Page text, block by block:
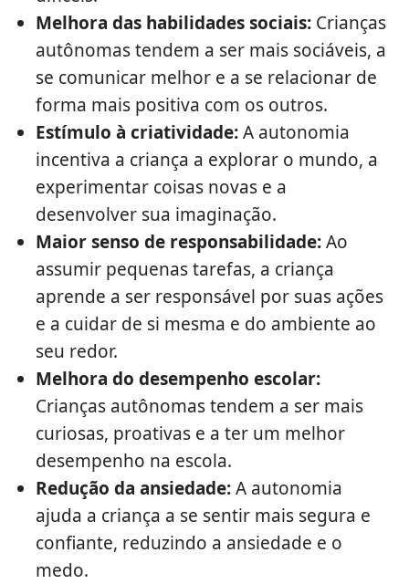
Melhora das habilidades sociais: Crianças
autônomas tendem a ser mais sociáveis, a
se comunicar melhor e a se relacionar de
forma mais positiva com os outros.
Estímulo à criatividade:A autonomia
incentiva a criança a explorar o mundo, a
experimentar coisas novas e a
desenvolver sua imaginação.
Maior senso de responsabilidade:Ao
assumir pequenas tarefas, a criança
aprende a ser responsável por suas ações
e a cuidar de si mesma e do ambiente ao
seu redor.
Melhora do desempenho escolar:
Crianças autônomas tendem a ser mais
curiosas, proativas e a ter um melhor
desempenho na escola.
Redução da ansiedade:A autonomia
ajuda a criança a se sentir mais segura e
confiante, reduzindo a ansiedade e o
medo.